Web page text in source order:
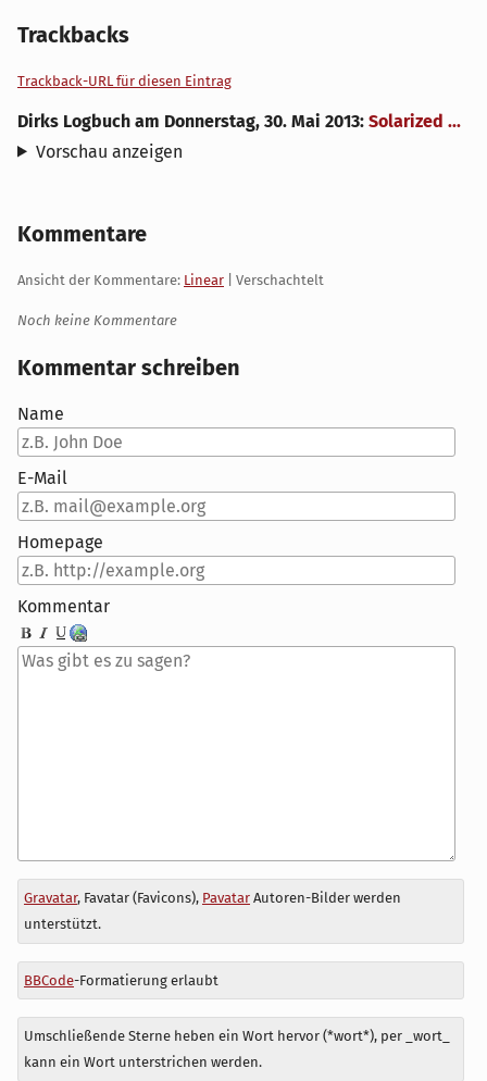
Trackbacks
Trackback-URL für diesen Eintrag
Dirks Logbuch am Donnerstag, 30. Mai 2013: Solarized ...
Vorschau anzeigen
Kommentare
Ansicht der Kommentare: Linear | Verschachtelt
Noch keine Kommentare
Kommentar schreiben
Name
E-Mail
Homepage
Kommentar
Antwort
Gravatar, Favatar (Favicons), PavatarAutoren-Bilder werden
unterstützt.
BBCode-Formatierung erlaubt
Umschließende Sterne heben ein Wort hervor (*wort*), per _wort_
kann ein Wort unterstrichen werden.